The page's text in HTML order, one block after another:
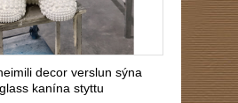
decor verslun sýna
kanína styttu